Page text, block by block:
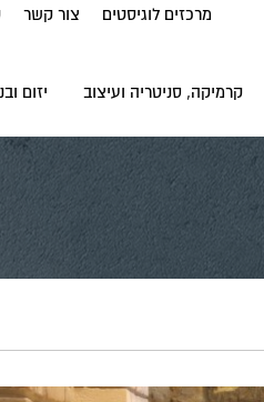
מרכזים לוגיסטים צור קשר
קרמיקה, סניטריה ועיצוב יזום